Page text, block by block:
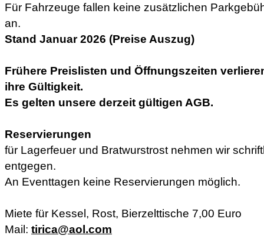
Für Fahrzeuge fallen keine zusätzlichen
an.
Stand Januar 2026 (Preise Auszug)
Frühere Preislisten und Öffnungszeiten
ihre Gültigkeit.
Es gelten unsere derzeit gültigen AGB.
Reservierungen
für Lagerfeuer und Bratwurstrost nehmen wir
entgegen.
An Eventtagen keine Reservierungen möglich.
Miete für Kessel, Rost, Bierzelttische 7,00 Euro
Mail: tirica@aol.com